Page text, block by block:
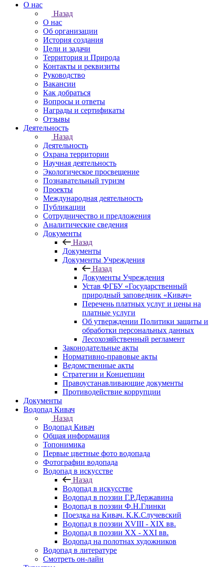
О нас
Назад
О нас
Об организации
История создания
Цели и задачи
Территория и Природа
Контакты и реквизиты
Руководство
Вакансии
Как добраться
Вопросы и ответы
Награды и сертификаты
Отзывы
Деятельность
Назад
Деятельность
Охрана территории
Научная деятельность
Экологическое просвещение
Познавательный туризм
Проекты
Международная деятельность
Публикации
Сотрудничество и предложения
Аналитические сведения
Документы
Назад
Документы
Документы Учреждения
Назад
Документы Учреждения
Устав ФГБУ «Государственный
природный заповедник «Кивач»
Перечень платных услуг и цены на
платные услуги
Об утверждении Политики защиты и
обработки персональных данных
Лесохозяйственный регламент
Законодательные акты
Нормативно-правовые акты
Ведомственные акты
Стратегии и Концепции
Правоустанавливающие документы
Противодействие коррупции
Документы
Водопад Кивач
Назад
Водопад Кивач
Общая информация
Топонимика
Первые цветные фото водопада
Фотографии водопада
Водопад в искусстве
Назад
Водопад в искусстве
Водопад в поэзии Г.Р.Державина
Водопад в поэзии Ф.Н.Глинки
Поездка на Кивач. К.К.Случевский
Водопад в поэзии XVIII - XIX вв.
Водопад в поэзии XX - XXI вв.
Водопад на полотнах художников
Водопад в литературе
Смотреть он-лайн